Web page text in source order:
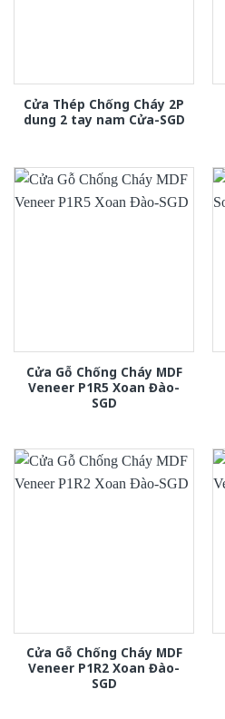
Cửa Thép Chống Cháy 2P
dung 2 tay nam Cửa-SGD
Cửa Gỗ Chống Cháy MDF
Veneer P1R5 Xoan Đào-
SGD
Cửa Gỗ Chống Cháy MDF
Veneer P1R2 Xoan Đào-
SGD